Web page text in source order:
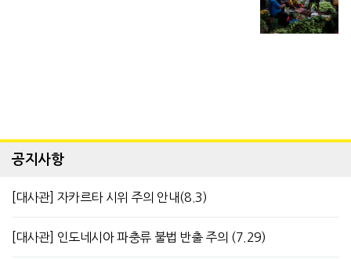
공지사항
[대사관] 자카르타 시위 주의 안내(8.3)
[대사관] 인도네시아 파충류 불법 반출 주의 (7.29)